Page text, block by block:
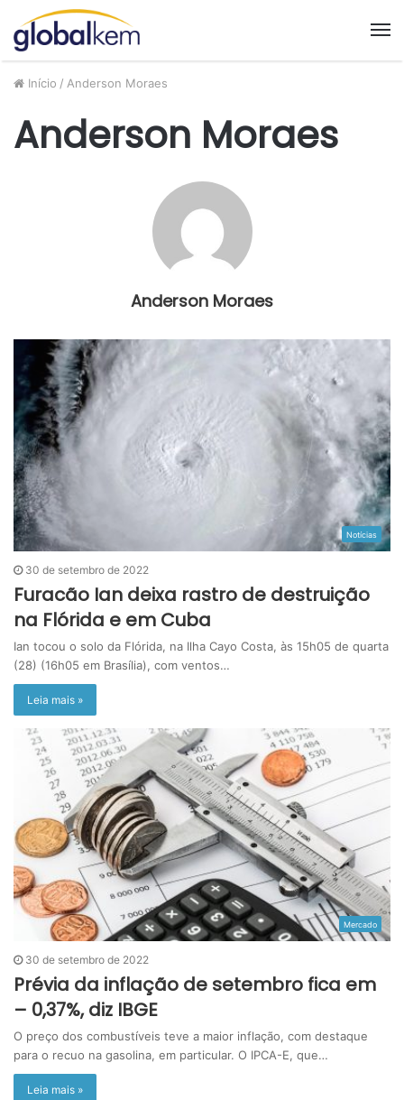
Início / Anderson Moraes
Anderson Moraes
Anderson Moraes
Notícias
30 de setembro de 2022
Furacão Ian deixa rastro de destruição
na Flórida e em Cuba
Ian tocou o solo da Flórida, na Ilha Cayo Costa, às 15h05 de quarta
(28) (16h05 em Brasília), com ventos…
Leia mais »
Mercado
30 de setembro de 2022
Prévia da inflação de setembro fica em
– 0,37%, diz IBGE
O preço dos combustíveis teve a maior inflação, com destaque
para o recuo na gasolina, em particular. O IPCA-E, que…
Leia mais »